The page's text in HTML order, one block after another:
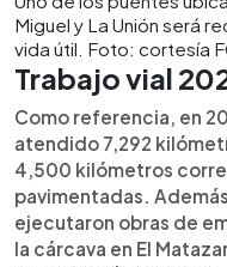
Miguel y La Unión será
vida útil. Foto: cortesía
Trabajo vial
Como referencia, en
atendido 7,292
4,500 kilómetros
pavimentadas.
ejecutaron obras de
la cárcava en El